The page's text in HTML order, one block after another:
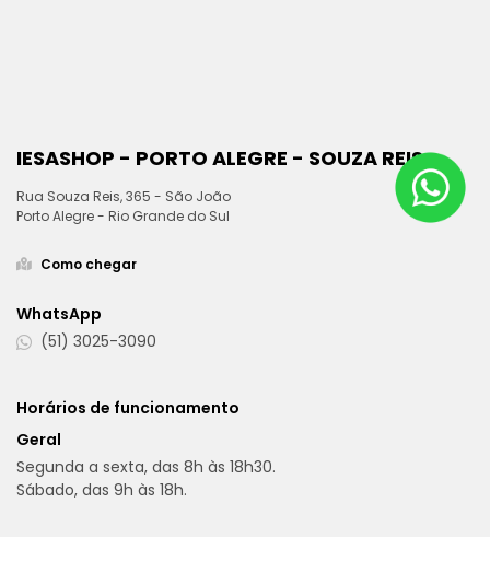
IESASHOP - PORTO ALEGRE - SOUZA REIS
Rua Souza Reis, 365 - São João
Porto Alegre - Rio Grande do Sul
Como chegar
WhatsApp
(51) 3025-3090
Horários de funcionamento
Geral
Segunda a sexta, das 8h às 18h30.
Sábado, das 9h às 18h.